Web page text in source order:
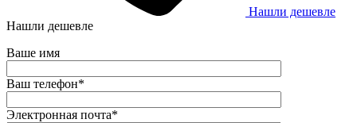
Нашли дешевле
Нашли дешевле
Ваше имя
Ваш телефон*
Электронная почта*